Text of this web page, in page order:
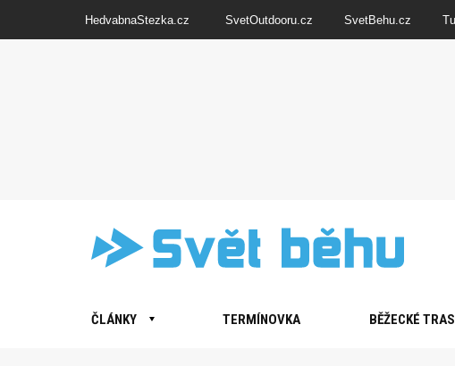
HedvabnaStezka.cz SvetOutdooru.cz SvetBehu.cz
ČLÁNKY TERMÍNOVKA BĚŽECKÉ